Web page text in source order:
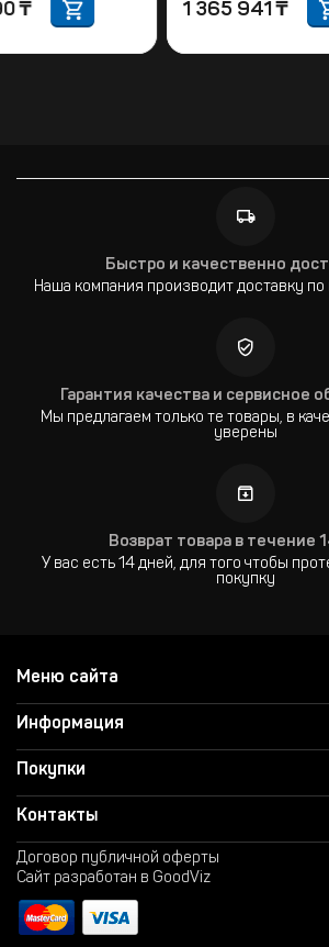
682 590 1 365
Быстро и качественно
Наша компания производит доставку по
Гарантия качества и сервисное
Мы предлагаем только те товары, в
уверены
Возврат товара в течение
У вас есть 14 дней, для того чтобы
покупку
Меню сайта
Информация
Покупки
Контакты
Договор публичной оферты
Сайт разработан в GoodViz